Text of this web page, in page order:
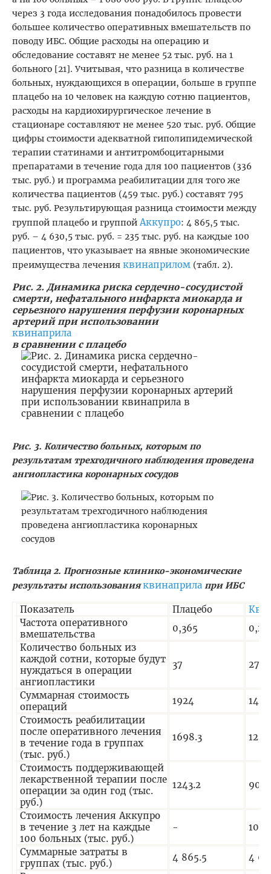
через 3 года исследования понадобилось провести
большее количество оперативных вмешательств по
поводу ИБС. Общие расходы на операцию и
обследование составят не менее 52 тыс. руб. на 1
больного [21]. Учитывая, что разница в количестве
больных, нуждающихся в операции, больше в группе
плацебо на 10 человек на каждую сотню пациентов,
расходы на кардиохирургическое лечение в
стационаре составляют не менее 520 тыс. руб. Общие
цифры стоимости адекватной гиполипидемической
терапии статинами и антитромбоцитарными
препаратами в течение года для 100 пациентов (336
тыс. руб.) и программа реабилитации для того же
количества пациентов (459 тыс. руб.) составят 795
тыс. руб. Результирующая разница стоимости между
группой плацебо и группойАккупро: 4 865,5 тыс.
руб. – 4 630,5 тыс. руб. = 235 тыс. руб. на каждые 100
пациентов, что указывает на явные экономические
преимущества лечения квинаприлом (табл. 2).
Рис. 2. Динамика риска сердечно-сосудистой
смерти, нефатального инфаркта миокарда и
серьезного нарушения перфузии коронарных
артерий при использовании
квинаприла
в сравнении с плацебо
Рис. 3. Количество больных, которым по
результатам трехгодичного наблюдения проведена
ангиопластика коронарных сосудов
Таблица 2. Прогнозные клинико-экономические
результаты использованияквинаприла при ИБС
Показатель Плацебо
Частота оперативного
вмешательства
0,365
Количество больных из
каждой сотни, которые будут
нуждаться в операции
ангиопластики
37 27
Суммарная стоимость
операций
1924
1404
Стоимость реабилитации
после оперативного лечения
в течение года в группах
(тыс. руб.)
1698.3
Стоимость поддерживающей
лекарственной терапии после
операции за один год (тыс.
руб.)
1243.2
Стоимость лечения Аккупро
в течение 3 лет на каждые
100 больных (тыс. руб.)
- 1080
Суммарные затраты в
группах (тыс. руб.)
4 865.5
4